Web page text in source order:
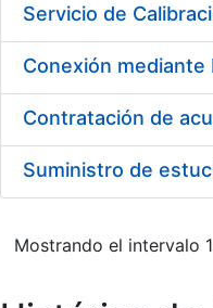
Suministro de
Mostrando el intervalo